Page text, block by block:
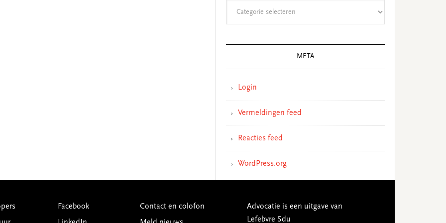
META
Login
Vermeldingen feed
Reacties feed
WordPress.org
Facebook
Contact en colofon
Advocatie is een uitgave van
Lefebvre Sdu